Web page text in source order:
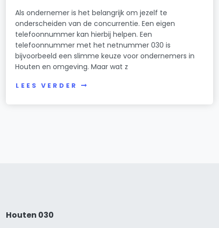
Als ondernemer is het belangrijk om jezelf te
onderscheiden van de concurrentie. Een eigen
telefoonnummer kan hierbij helpen. Een
telefoonnummer met het netnummer 030 is
bijvoorbeeld een slimme keuze voor ondernemers in
Houten en omgeving. Maar wat z
LEES VERDER
Houten 030